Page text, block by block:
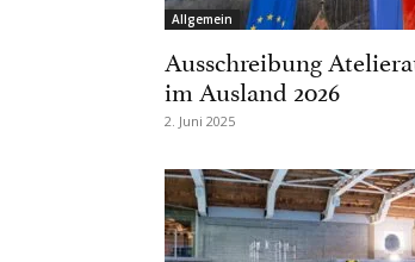
Allgemein
Ausschreibung
im Ausland 2026
2. Juni 2025